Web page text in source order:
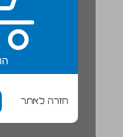
חזרה לאתר